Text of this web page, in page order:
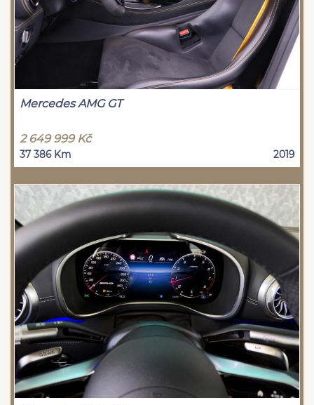
Mercedes AMG GT
2 649 999 Kč
37 386 Km 2019